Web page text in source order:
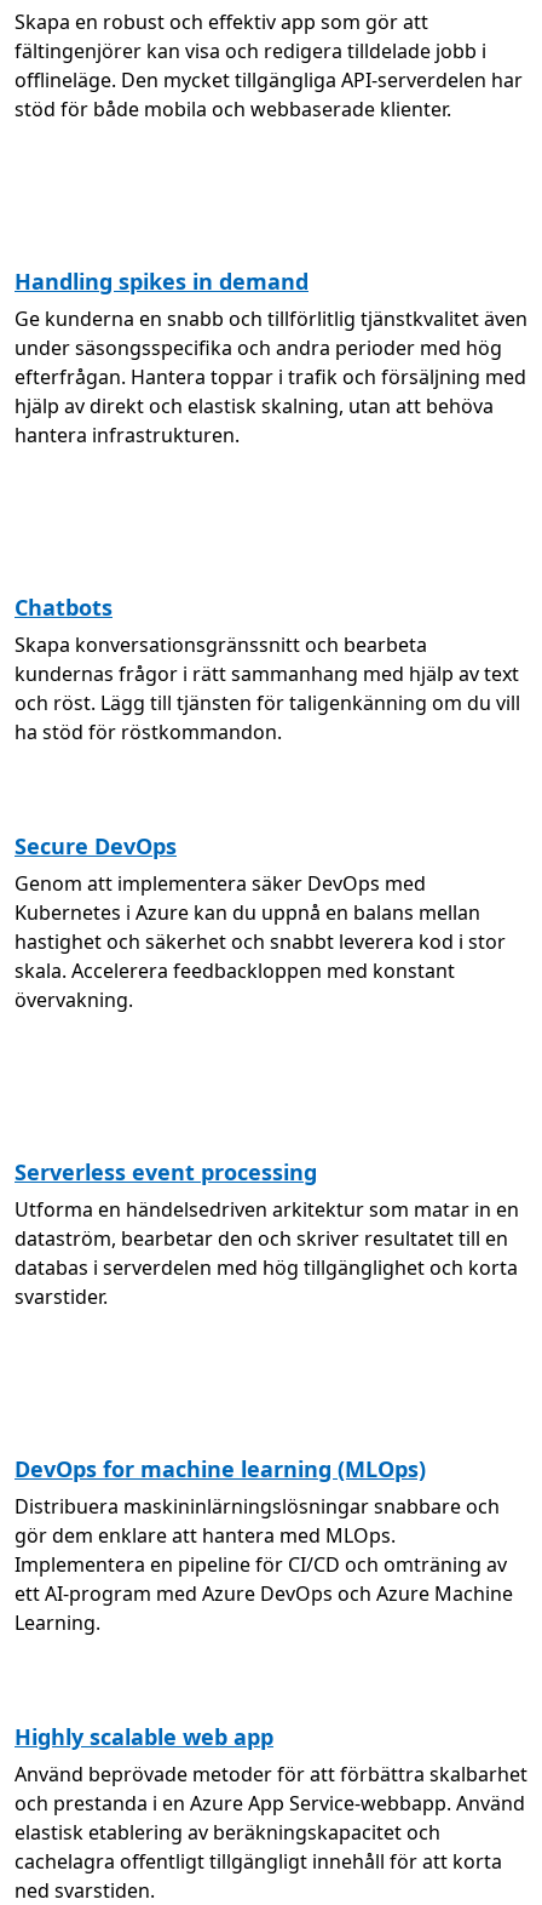
Skapa en robust och effektiv app som gör att
fältingenjörer kan visa och redigera tilldelade jobb i
offlineläge. Den mycket tillgängliga API-serverdelen har
stöd för både mobila och webbaserade klienter.
Handling spikes in demand
Ge kunderna en snabb och tillförlitlig tjänstkvalitet även
under säsongsspecifika och andra perioder med hög
efterfrågan. Hantera toppar i trafik och försäljning med
hjälp av direkt och elastisk skalning, utan att behöva
hantera infrastrukturen.
Chatbots
Skapa konversationsgränssnitt och bearbeta
kundernas frågor i rätt sammanhang med hjälp av text
och röst. Lägg till tjänsten för taligenkänning om du vill
ha stöd för röstkommandon.
Secure DevOps
Genom att implementera säker DevOps med
Kubernetes i Azure kan du uppnå en balans mellan
hastighet och säkerhet och snabbt leverera kod i stor
skala. Accelerera feedbackloppen med konstant
övervakning.
Serverless event processing
Utforma en händelsedriven arkitektur som matar in en
dataström, bearbetar den och skriver resultatet till en
databas i serverdelen med hög tillgänglighet och korta
svarstider.
DevOps for machine learning (MLOps)
Distribuera maskininlärningslösningar snabbare och
gör dem enklare att hantera med MLOps.
Implementera en pipeline för CI/CD och omträning av
ett AI-program med Azure DevOps och Azure Machine
Learning.
Highly scalable web app
Använd beprövade metoder för att förbättra skalbarhet
och prestanda i en Azure App Service-webbapp. Använd
elastisk etablering av beräkningskapacitet och
cachelagra offentligt tillgängligt innehåll för att korta
ned svarstiden.